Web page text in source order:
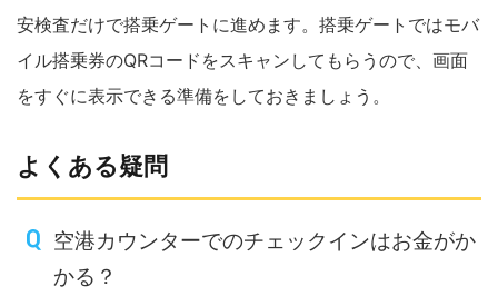
安検査だけで搭乗ゲートに進めます。搭乗ゲートではモバ
イル搭乗券のQRコードをスキャンしてもらうので、画面
をすぐに表示できる準備をしておきましょう。
よくある疑問
空港カウンターでのチェックインはお金がか
かる？